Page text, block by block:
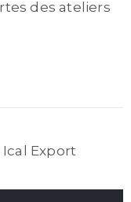
des ateliers
Ical Export